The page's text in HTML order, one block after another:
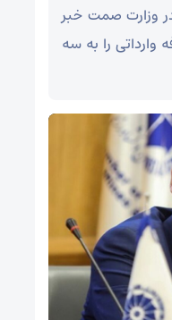
وزارت صمت خبر
را به سه